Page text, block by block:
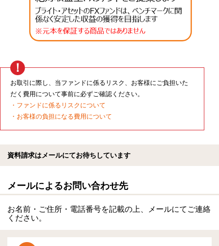
お取引に際し、当ファンドに係るリスク、お客様にご負担いた
だく費用について事前に必ずご確認ください。
・ ファンドに係るリスクについて
・ お客様の負担になる費用について
資料請求はメールにてお待ちしています
メールによるお問い合わせ先
お名前・ご住所・電話番号を記載の上、メールにてご連絡
ください。